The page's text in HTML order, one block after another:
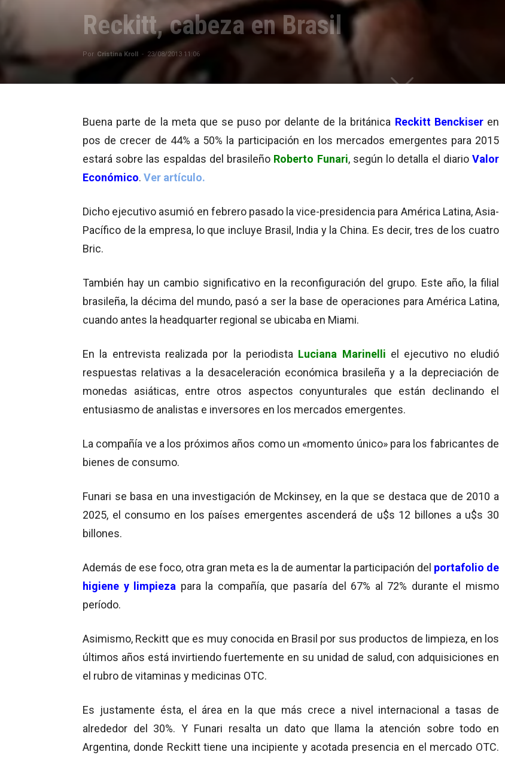
Reckitt, cabeza en Brasil
Por Cristina Kroll - 23/08/2013 11:06
Buena parte de la meta que se puso por delante de la británica Reckitt Benckiseren
pos de crecer de 44% a 50% la participación en los mercados emergentes para 2015
estará sobre las espaldas del brasileño Roberto Funari, según lo detalla el diarioValor
Económico. Ver artículo.
Dicho ejecutivo asumió en febrero pasado la vice-presidencia para América Latina, Asia-
Pacífico de la empresa, lo que incluye Brasil, India y la China. Es decir, tres de los cuatro
Bric.
También hay un cambio significativo en la reconfiguración del grupo. Este año, la filial
brasileña, la décima del mundo, pasó a ser la base de operaciones para América Latina,
cuando antes la headquarter regional se ubicaba en Miami.
En la entrevista realizada por la periodista Luciana Marinelli el ejecutivo no eludió
respuestas relativas a la desaceleración económica brasileña y a la depreciación de
monedas asiáticas, entre otros aspectos conyunturales que están declinando el
entusiasmo de analistas e inversores en los mercados emergentes.
La compañía ve a los próximos años como un «momento único» para los fabricantes de
bienes de consumo.
Funari se basa en una investigación de Mckinsey, en la que se destaca que de 2010 a
2025, el consumo en los países emergentes ascenderá de u$s 12 billones a u$s 30
billones.
Además de ese foco, otra gran meta es la de aumentar la participación del portafolio de
higiene y limpieza para la compañía, que pasaría del 67% al 72% durante el mismo
período.
Asimismo, Reckitt que es muy conocida en Brasil por sus productos de limpieza, en los
últimos años está invirtiendo fuertemente en su unidad de salud, con adquisiciones en
el rubro de vitaminas y medicinas OTC.
Es justamente ésta, el área en la que más crece a nivel internacional a tasas de
alrededor del 30%. Y Funari resalta un dato que llama la atención sobre todo en
Argentina, donde Reckitt tiene una incipiente y acotada presencia en el mercado OTC.